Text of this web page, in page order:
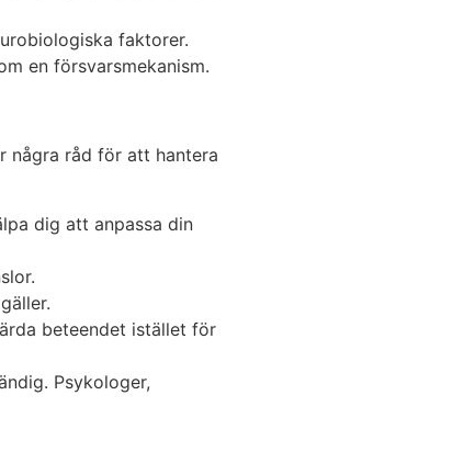
faktorer.
en försvarsmekanism.
några råd för att hantera
dig att anpassa din
beteendet istället för
Psykologer,